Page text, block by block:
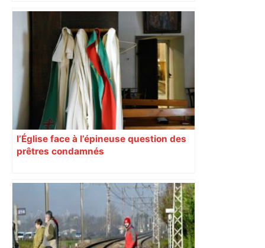
« Rien d'inquiétant » pour Guillaume
Restes, le gardien de Toulouse, après
sa sortie à Metz – L'Équipe
l’Église face à l’épineuse question des
prêtres condamnés